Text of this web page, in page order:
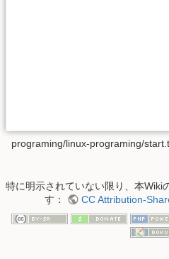
programing/linux-programing/
特に明示されていない限り、本Wiki
す：
CC Attribution-